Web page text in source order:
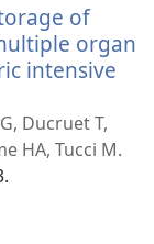
of
organ
intensive
Ducruet T,
HA, Tucci M.